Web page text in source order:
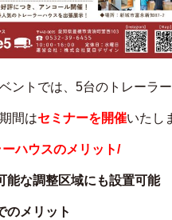
ントでは、5台のトレーラ
間はセミナーを開催いたし
ハウスのメリット/
能な調整区域にも設置可能
のメリット